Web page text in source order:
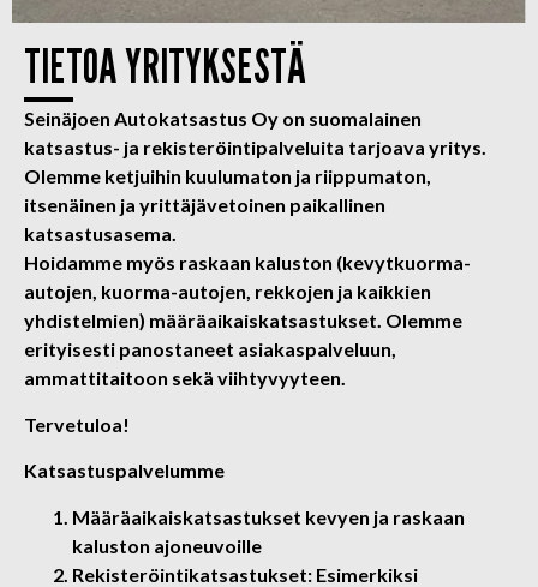
TIETOA YRITYKSESTÄ
Seinäjoen Autokatsastus Oy on suomalainen
katsastus- ja rekisteröintipalveluita tarjoava yritys.
Olemme ketjuihin kuulumaton ja riippumaton,
itsenäinen ja yrittäjävetoinen paikallinen
katsastusasema.
Hoidamme myös raskaan kaluston (kevytkuorma-
autojen, kuorma-autojen, rekkojen ja kaikkien
yhdistelmien) määräaikaiskatsastukset. Olemme
erityisesti panostaneet asiakaspalveluun,
ammattitaitoon sekä viihtyvyyteen.
Tervetuloa!
Katsastuspalvelumme
Määräaikaiskatsastukset kevyen ja raskaan
kaluston ajoneuvoille
Rekisteröintikatsastukset: Esimerkiksi